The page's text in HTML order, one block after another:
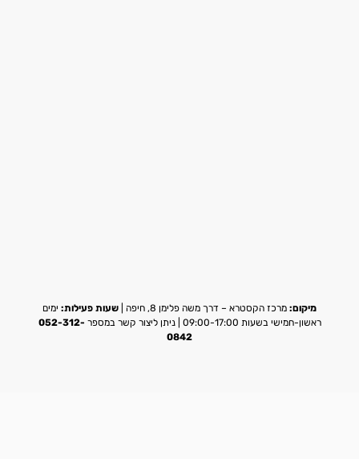
מיקום: מרכז הקסטרא – דרך משה פלימן 8, חיפה | שעות פעילות: ימים
ראשון-חמישי בשעות 09:00-17:00 | ניתן ליצור קשר במספר
052-312-
0842